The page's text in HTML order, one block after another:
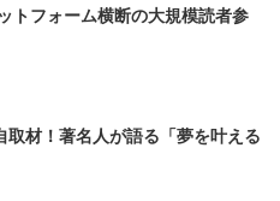
トフォーム横断の大規模読者参
取材！著名人が語る「夢を叶える